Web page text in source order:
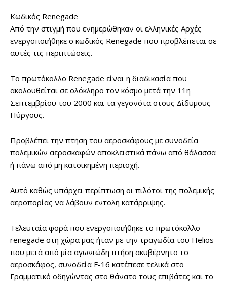
Κωδικός Renegade
Από την στιγμή που ενημερώθηκαν οι ελληνικές Αρχές
ενεργοποιήθηκε ο κωδικός Renegade που προβλέπεται σε
αυτές τις περιπτώσεις.
Το πρωτόκολλο Renegade είναι η διαδικασία που
ακολουθείται σε ολόκληρο τον κόσμο μετά την 11η
Σεπτεμβρίου του 2000 και τα γεγονότα στους Δίδυμους
Πύργους.
Προβλέπει την πτήση του αεροσκάφους με συνοδεία
πολεμικών αεροσκαφών αποκλειστικά πάνω από θάλασσα
ή πάνω από μη κατοικημένη περιοχή.
Αυτό καθώς υπάρχει περίπτωση οι πιλότοι της πολεμικής
αεροπορίας να λάβουν εντολή κατάρριψης.
Τελευταία φορά που ενεργοποιήθηκε το πρωτόκολλο
renegade στη χώρα μας ήταν με την τραγωδία του Helios
που μετά από μία αγωνιώδη πτήση ακυβέρνητο το
αεροσκάφος, συνοδεία F-16 κατέπεσε τελικά στο
Γραμματικό οδηγώντας στο θάνατο τους επιβάτες και το